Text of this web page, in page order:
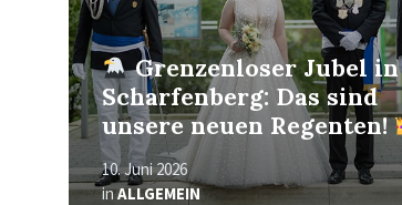
Grenzenloser Jubel in
Scharfenberg: Das sind
unsere neuen Regenten!
10. Juni 2026
inALLGEMEIN